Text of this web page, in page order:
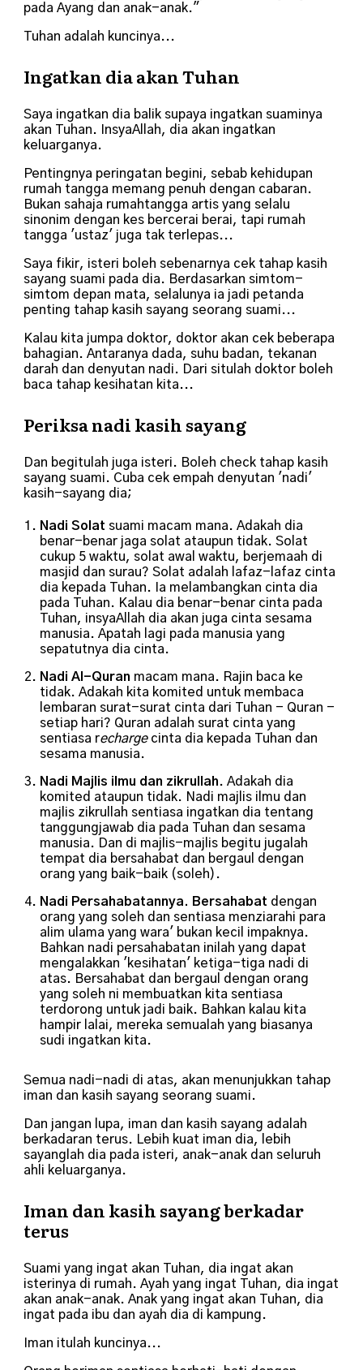
pada Ayang dan anak-anak."
Tuhan adalah kuncinya...
Ingatkan dia akan Tuhan
Saya ingatkan dia balik supaya ingatkan suaminya
akan Tuhan. InsyaAllah, dia akan ingatkan
keluarganya.
Pentingnya peringatan begini, sebab kehidupan
rumah tangga memang penuh dengan cabaran.
Bukan sahaja rumahtangga artis yang selalu
sinonim dengan kes bercerai berai, tapi rumah
tangga 'ustaz' juga tak terlepas...
Saya fikir, isteri boleh sebenarnya cek tahap kasih
sayang suami pada dia. Berdasarkan simtom-
simtom depan mata, selalunya ia jadi petanda
penting tahap kasih sayang seorang suami...
Kalau kita jumpa doktor, doktor akan cek beberapa
bahagian. Antaranya dada, suhu badan, tekanan
darah dan denyutan nadi. Dari situlah doktor boleh
baca tahap kesihatan kita...
Periksa nadi kasih sayang
Dan begitulah juga isteri. Boleh check tahap kasih
sayang suami. Cuba cek empah denyutan 'nadi'
kasih-sayang dia;
Nadi Solat suami macam mana. Adakah dia
benar-benar jaga solat ataupun tidak. Solat
cukup 5 waktu, solat awal waktu, berjemaah di
masjid dan surau? Solat adalah lafaz-lafaz cinta
dia kepada Tuhan. Ia melambangkan cinta dia
pada Tuhan. Kalau dia benar-benar cinta pada
Tuhan, insyaAllah dia akan juga cinta sesama
manusia. Apatah lagi pada manusia yang
sepatutnya dia cinta.
Nadi Al-Quran macam mana. Rajin baca ke
tidak. Adakah kita komited untuk membaca
lembaran surat-surat cinta dari Tuhan - Quran -
setiap hari? Quran adalah surat cinta yang
sentiasa rechargecinta dia kepada Tuhan dan
sesama manusia.
Nadi Majlis ilmu dan zikrullah. Adakah dia
komited ataupun tidak. Nadi majlis ilmu dan
majlis zikrullah sentiasa ingatkan dia tentang
tanggungjawab dia pada Tuhan dan sesama
manusia. Dan di majlis-majlis begitu jugalah
tempat dia bersahabat dan bergaul dengan
orang yang baik-baik (soleh).
Nadi Persahabatannya. Bersahabat dengan
orang yang soleh dan sentiasa menziarahi para
alim ulama yang wara' bukan kecil impaknya.
Bahkan nadi persahabatan inilah yang dapat
mengalakkan 'kesihatan' ketiga-tiga nadi di
atas. Bersahabat dan bergaul dengan orang
yang soleh ni membuatkan kita sentiasa
terdorong untuk jadi baik. Bahkan kalau kita
hampir lalai, mereka semualah yang biasanya
sudi ingatkan kita.
Semua nadi-nadi di atas, akan menunjukkan tahap
iman dan kasih sayang seorang suami.
Dan jangan lupa, iman dan kasih sayang adalah
berkadaran terus. Lebih kuat iman dia, lebih
sayanglah dia pada isteri, anak-anak dan seluruh
ahli keluarganya.
Iman dan kasih sayang berkadar
terus
Suami yang ingat akan Tuhan, dia ingat akan
isterinya di rumah. Ayah yang ingat Tuhan, dia ingat
akan anak-anak. Anak yang ingat akan Tuhan, dia
ingat pada ibu dan ayah dia di kampung.
Iman itulah kuncinya...